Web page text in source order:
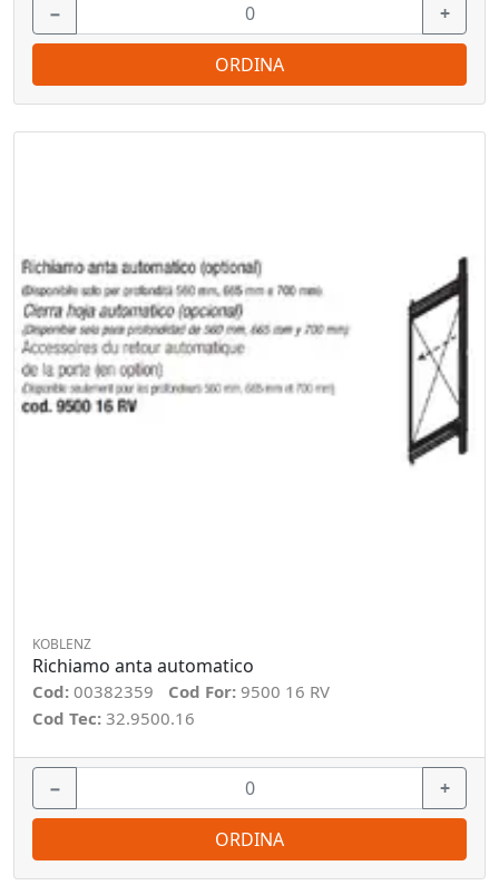
− +
ORDINA
KOBLENZ
Richiamo anta automatico
Cod: 00382359 Cod For: 9500 16 RV
Cod Tec: 32.9500.16
− +
ORDINA